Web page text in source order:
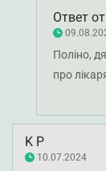
Ответ
Поліно,
про
K P
10.07.2024